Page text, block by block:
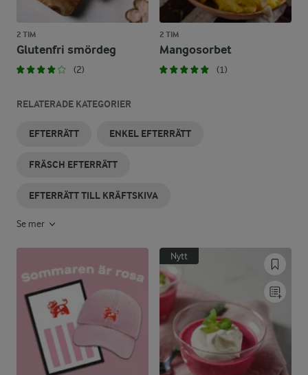
2 TIM
Glutenfri smördeg
(2)
2 TIM
Mangosorbet
(1)
RELATERADE KATEGORIER
EFTERRÄTT ENKEL EFTERRÄTT
FRÄSCH EFTERRÄTT
EFTERRÄTT TILL KRÄFTSKIVA
Se mer
Nytt